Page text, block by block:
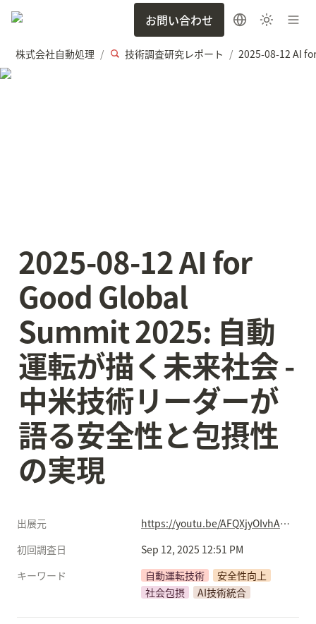
お問い合わせ
株式会社自動処理 / 技術調査研究レポート /
2025-08-12 AI for
Good Global
Summit 2025: 自動
運転が描く未来社会 -
中米技術リーダーが
語る安全性と包摂性
の実現
出展元
https://youtu.be/AFQXjyOIvhA?si=TM9rwv5XqMqcs2GH
初回調査日
Sep 12, 2025 12:51 PM
キーワード
自動運転技術
安全性向上
社会包摂
AI技術統合